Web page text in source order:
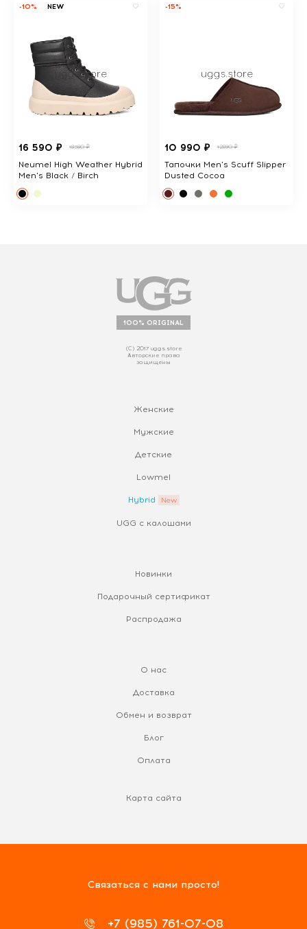
-10% NEW
16 590 ₽ 18380 ₽
Neumel High Weather Hybrid
Men's Black / Birch
-15%
10 990 ₽ 12890 ₽
Тапочки Men's Scuff Slipper
Dusted Cocoa
100% ORIGINAL
(С) 2017 uggs.store
Авторские права
защищены
Женские
Мужские
Детские
Lowmel
Hybrid
UGG с калошами
Новинки
Подарочный сертификат
Распродажа
О нас
Доставка
Обмен и возврат
Блог
Оплата
Карта сайта
Связаться с нами просто!
+7 (985) 761-07-08